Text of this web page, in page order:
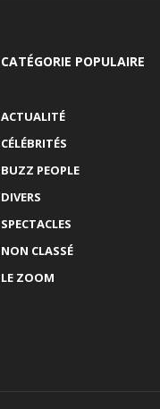
CATÉGORIE POPULAIRE
ACTUALITÉ
CÉLÉBRITÉS
BUZZ PEOPLE
DIVERS
SPECTACLES
NON CLASSÉ
LE ZOOM